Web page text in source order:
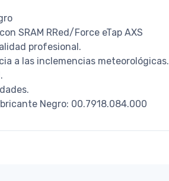
SRAM RRed/Force eTap AXS
profesional.
a las inclemencias meteorológicas.
Negro: 00.7918.084.000